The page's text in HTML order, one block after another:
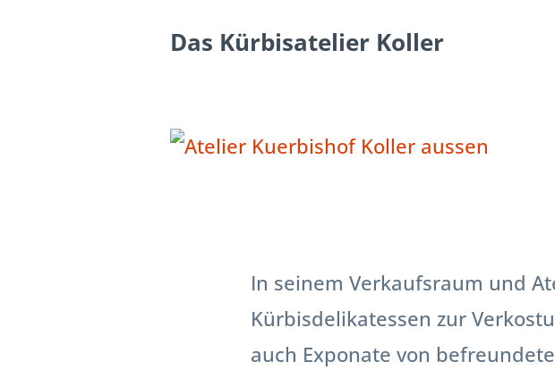
Das Kürbisatelier Koller
In seinem Verkaufsraum und
Kürbisdelikatessen zur
auch Exponate von